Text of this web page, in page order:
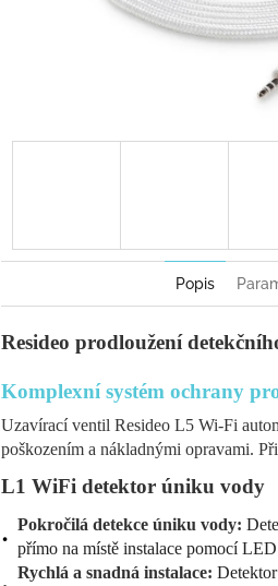
Popis
Resideo prodloužení
Komplexní systém ochrany
Uzavírací ventil Resideo L5 Wi-Fi
poškozením a nákladnými opravami.
L1 WiFi detektor úniku vody
Pokročilá detekce úniku vody:
přímo na místě instalace pomocí
Rychlá a snadná instalace: